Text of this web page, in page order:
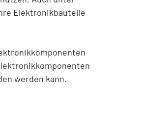
Elektronikbauteile
werden kann.